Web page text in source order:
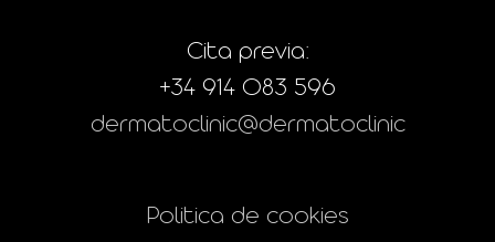
Cita previa:
+34 914 083 596
dermatoclinic@dermatoclinic
Politica de cookies